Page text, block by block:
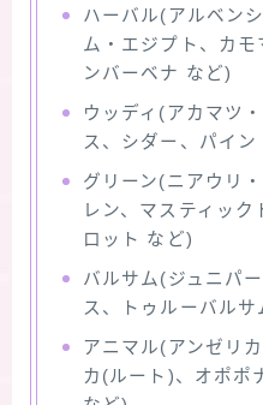
ハーバル(アルベン
ム・エジプト、カ
ンバーベナ など)
ウッディ(アカマツ
ス、シダー、パイン
グリーン(ニアウリ
レン、マスティッ
ロット など)
バルサム(ジュニパ
ス、トゥルーバル
アニマル(アンゼリ
カ(ルート)、オポポ